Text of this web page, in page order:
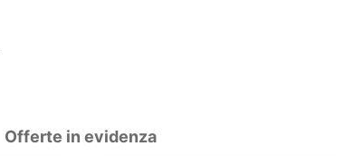
Offerte in evidenza